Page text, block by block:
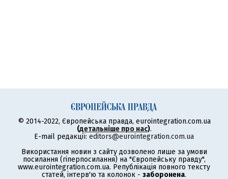
© 2014-2022, Європейська правда, eurointegration.com.ua
(детальніше про нас).
E-mail редакції: editors@eurointegration.com.ua
Використання новин з сайту дозволено лише за умови
посилання (гіперпосилання) на "Європейську правду",
www.eurointegration.com.ua. Републікація повного тексту
статей, інтерв'ю та колонок - заборонена.